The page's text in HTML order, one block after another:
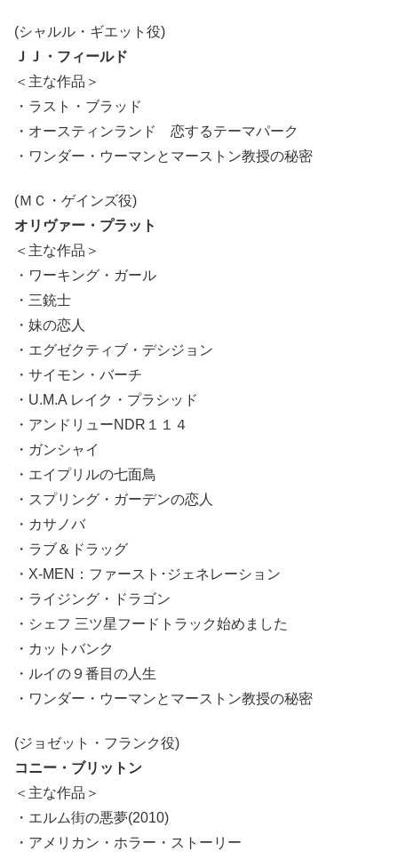
(シャルル・ギエット役)
ＪＪ・フィールド
＜主な作品＞
・ラスト・ブラッド
・オースティンランド 恋するテーマパーク
・ワンダー・ウーマンとマーストン教授の秘密
(ＭＣ・ゲインズ役)
オリヴァー・プラット
＜主な作品＞
・ワーキング・ガール
・三銃士
・妹の恋人
・エグゼクティブ・デシジョン
・サイモン・バーチ
・U.M.A レイク・プラシッド
・アンドリューNDR１１４
・ガンシャイ
・エイプリルの七面鳥
・スプリング・ガーデンの恋人
・カサノバ
・ラブ＆ドラッグ
・X-MEN：ファースト･ジェネレーション
・ライジング・ドラゴン
・シェフ 三ツ星フードトラック始めました
・カットバンク
・ルイの９番目の人生
・ワンダー・ウーマンとマーストン教授の秘密
(ジョゼット・フランク役)
コニー・ブリットン
＜主な作品＞
・エルム街の悪夢(2010)
・アメリカン・ホラー・ストーリー